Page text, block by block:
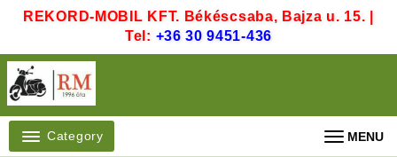
REKORD-MOBIL KFT. Békéscsaba, Bajza u. 15. |
Tel: +36 30 9451-436
Category MENU